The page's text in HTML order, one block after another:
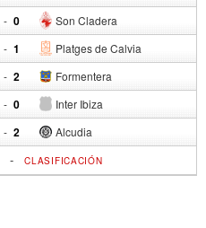
- Son Cladera
0
- Platges de Calvia
1
- Formentera
2
- Inter Ibiza
0
- Alcudia
2
-CLASIFICACIÓN